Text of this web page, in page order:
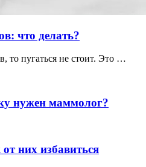
что делать?
то пугаться не стоит. Это …
нужен маммолог?
них избавиться